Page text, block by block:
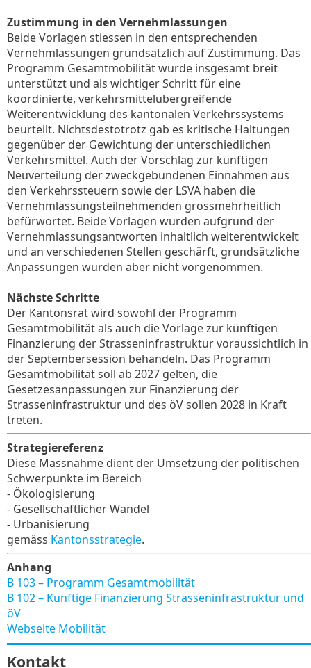
Zustimmung in den Vernehmlassungen
Beide Vorlagen stiessen in den entsprechenden
Vernehmlassungen grundsätzlich auf Zustimmung. Das
Programm Gesamtmobilität wurde insgesamt breit
unterstützt und als wichtiger Schritt für eine
koordinierte, verkehrsmittelübergreifende
Weiterentwicklung des kantonalen Verkehrssystems
beurteilt. Nichtsdestotrotz gab es kritische Haltungen
gegenüber der Gewichtung der unterschiedlichen
Verkehrsmittel. Auch der Vorschlag zur künftigen
Neuverteilung der zweckgebundenen Einnahmen aus
den Verkehrssteuern sowie der LSVA haben die
Vernehmlassungsteilnehmenden grossmehrheitlich
befürwortet. Beide Vorlagen wurden aufgrund der
Vernehmlassungsantworten inhaltlich weiterentwickelt
und an verschiedenen Stellen geschärft, grundsätzliche
Anpassungen wurden aber nicht vorgenommen.
Nächste Schritte
Der Kantonsrat wird sowohl der Programm
Gesamtmobilität als auch die Vorlage zur künftigen
Finanzierung der Strasseninfrastruktur voraussichtlich in
der Septembersession behandeln. Das Programm
Gesamtmobilität soll ab 2027 gelten, die
Gesetzesanpassungen zur Finanzierung der
Strasseninfrastruktur und des öV sollen 2028 in Kraft
treten.
Strategiereferenz
Diese Massnahme dient der Umsetzung der politischen
Schwerpunkte im Bereich
- Ökologisierung
- Gesellschaftlicher Wandel
- Urbanisierung
gemäss Kantonsstrategie.
Anhang
B 103 – Programm Gesamtmobilität
B 102 – Künftige Finanzierung Strasseninfrastruktur und
öV
Webseite Mobilität
Kontakt